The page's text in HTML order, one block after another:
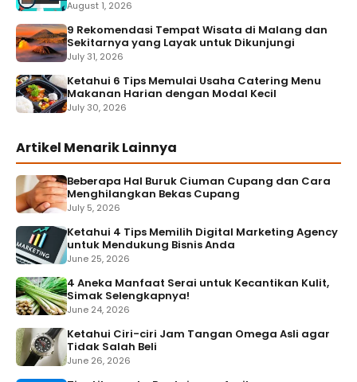
August 1, 2026
9 Rekomendasi Tempat Wisata di Malang dan
Sekitarnya yang Layak untuk Dikunjungi
July 31, 2026
Ketahui 6 Tips Memulai Usaha Catering Menu
Makanan Harian dengan Modal Kecil
July 30, 2026
Artikel Menarik Lainnya
Beberapa Hal Buruk Ciuman Cupang dan Cara
Menghilangkan Bekas Cupang
July 5, 2026
Ketahui 4 Tips Memilih Digital Marketing Agency
untuk Mendukung Bisnis Anda
June 25, 2026
4 Aneka Manfaat Serai untuk Kecantikan Kulit,
Simak Selengkapnya!
June 24, 2026
Ketahui Ciri-ciri Jam Tangan Omega Asli agar
Tidak Salah Beli
June 26, 2026